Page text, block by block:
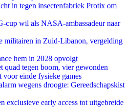
in tegen insectenfabriek Protix om
cup wil als NASA-ambassadeur naar
militairen in Zuid-Libanon, vergelding
hem in 2028 opvolgt
quad tegen boom, vier gewonden
voor einde fysieke games
wegens droogte: Gereedschapskist
exclusieve early access tot uitgebreide